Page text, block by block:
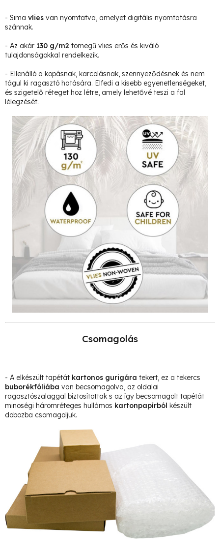
- Sima vlies van nyomtatva, amelyet digitális nyomtatásra
szánnak.
- Az akár 130 g/m2 tömegű vlies erős és kiváló
tulajdonságokkal rendelkezik.
- Ellenálló a kopásnak, karcolásnak, szennyeződésnek és nem
tágul ki ragasztó hatására. Elfedi a kisebb egyenetlenségeket,
és szigetelő réteget hoz létre, amely lehetővé teszi a fal
lélegzését.
Csomagolás
- A elkészült tapétát kartonos gurigára tekert, ez a tekercs
buborékfóliába van becsomagolva, az oldalai
ragasztószalaggal biztosítottak s az így becsomagolt tapétát
minoségi háromréteges hullámos kartonpapírból készült
dobozba csomagoljuk.